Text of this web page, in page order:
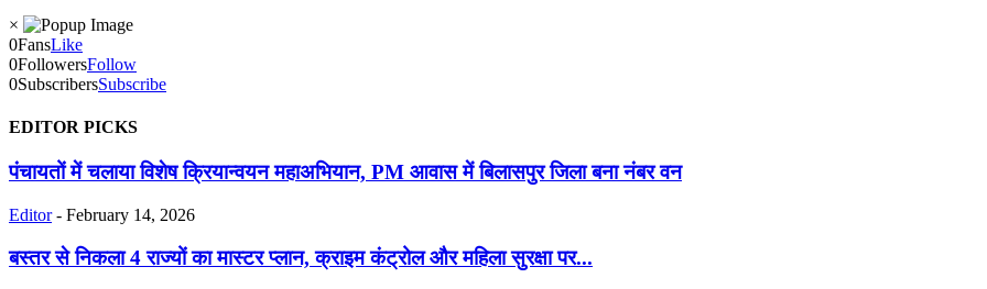
×
0FansLike
0FollowersFollow
0SubscribersSubscribe
EDITOR PICKS
पंचायतों में चलाया विशेष क्रियान्वयन महाअभियान, PM आवास में बिलासपुर जिला बना नंबर वन
Editor - February 14, 2026
बस्तर से निकला 4 राज्यों का मास्टर प्लान, क्राइम कंट्रोल और महिला सुरक्षा पर...